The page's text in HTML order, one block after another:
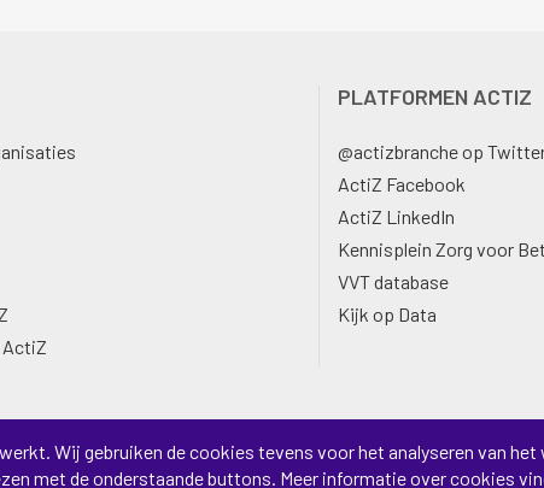
PLATFORMEN ACTIZ
@actizbranche op
ActiZ Facebook
ActiZ LinkedIn
Kennisplein Zorg voor
VVT database
Kijk op Data
Wij gebruiken de cookies tevens voor het analyseren van het
met de onderstaande buttons. Meer informatie over cookies